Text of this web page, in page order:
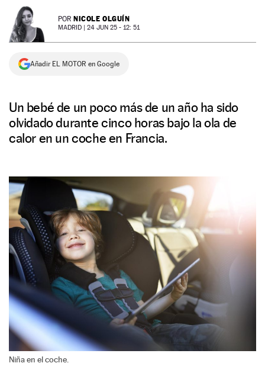
NEWSLETTER POR NICOLE OLGUÍN
MADRID | 24 JUN 25 - 12: 51
Añadir EL MOTOR en Google
Un bebé de un poco más de un año ha sido
olvidado durante cinco horas bajo la ola de
calor en un coche en Francia.
Niña en el coche.